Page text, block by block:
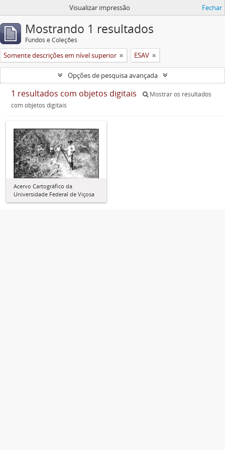
Visualizar impressão Fechar
Mostrando 1 resultados
Fundos e Coleções
Somente descrições em nível superior ESAV
Opções de pesquisa avançada
1 resultados com objetos digitais
Mostrar os resultados
com objetos digitais
Acervo Cartográfico da
Universidade Federal de Viçosa